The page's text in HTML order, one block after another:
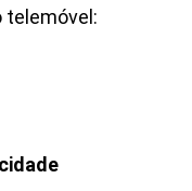
telemóvel: